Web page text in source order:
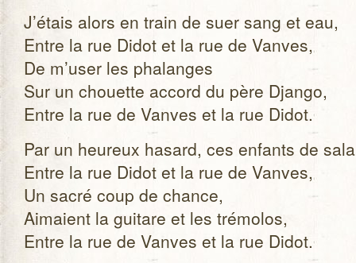
J’étais alors en train de suer sang et eau,
Entre la rue Didot et la rue de Vanves,
De m’user les pha­langes
Sur un chouette accord du père Django,
Entre la rue de Vanves et la rue Didot.
Par un heu­reux hasard, ces enfants de
Entre la rue Didot et la rue de Vanves,
Un sacré coup de chance,
Aimaient la gui­tare et les tré­mo­los,
Entre la rue de Vanves et la rue Didot.